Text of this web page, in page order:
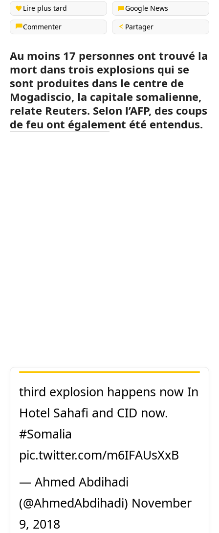
Lire plus tard
Google News
Commenter
Partager
Au moins 17 personnes ont trouvé la
mort dans trois explosions qui se
sont produites dans le centre de
Mogadiscio, la capitale somalienne,
relate Reuters. Selon l’AFP, des coups
de feu ont également été entendus.
third explosion happens now In
Hotel Sahafi and CID now.
#Somalia
pic.twitter.com/m6IFAUsXxB
— Ahmed Abdihadi
(@AhmedAbdihadi) November
9, 2018